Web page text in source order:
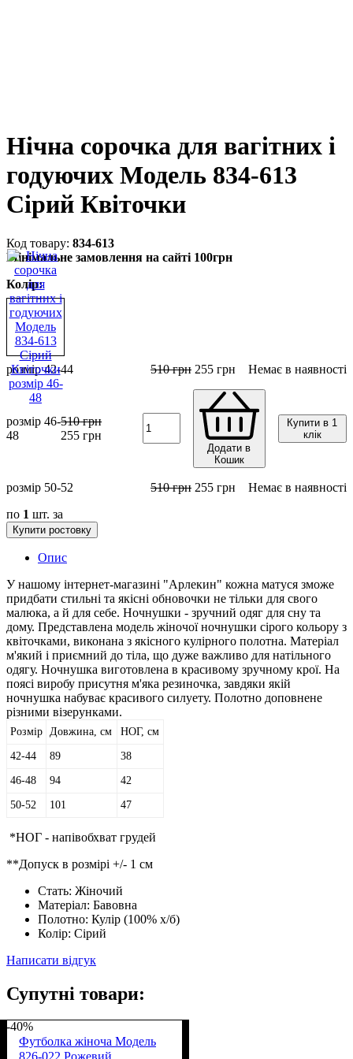
Нічна сорочка для вагітних і
годуючих Модель 834-613
Сірий Квіточки
834-613
Мінімальне замовлення на сайті 100грн
Колір:
розмір 42-44 510грн 255 грн Немає в наявності
розмір 46-
48
510грн
255 грн
Додати в
Кошик
Купити в 1
клік
розмір 50-52 510грн 255 грн
Немає в наявності
по 1 шт. за
Купити ростовку
Опис
У нашому інтернет-магазині "Арлекин" кожна матуся зможе
придбати стильні та якісні обновочки не тільки для свого
малюка, а й для себе. Ночнушки - зручний одяг для сну та
дому. Представлена модель жіночої ночнушки сірого кольору з
квіточками, виконана з якісного кулірного полотна. Матеріал
м'який і приємний до тіла, що дуже важливо для натільного
одягу. Ночнушка виготовлена в красивому зручному крої. На
поясі виробу присутня м'яка резиночка, завдяки якій
ночнушка набуває красивого силуету. Полотно доповнене
різними візерунками.
Розмір Довжина, см НОГ, см
42-44 89 38
46-48 94 42
50-52 101 47
*НОГ - напівобхват грудей
**Допуск в розмірі +/- 1 см
Стать: Жіночий
Матеріал: Бавовна
Полотно: Кулір (100% х/б)
Колір: Сірий
Написати відгук
Супутні товари:
-40%
Футболка жіноча Модель